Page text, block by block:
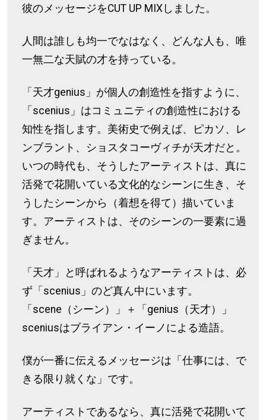
彼のメッセージをCUT UP MIXしました。
人間は誰しも均一でなはなく、どんな人も、唯
一無二な天賦の才を持っている。
「天才genius」が個人の創造性を指すように、
「scenius」はコミュニティの創造性における
知性を指します。美術史で例えば、ピカソ、レ
ンブラント、ショスタコーヴィチが天才だと。
いつの時代も、そうしたアーティストは、真に
活発で花開いている文化的なシーンに生き、そ
うしたシーンから（着想を得て）描いていま
す。アーティストは、そのシーンの一要素に過
ぎません。
「天才」と呼ばれるようなアーティストは、必
ず「scenius」のど真ん中にいます。
「scene（シーン）」＋「genius（天才）」
sceniusはブライアン・イーノによる造語。
僕が一番に伝えるメッセージは「仕事には、で
きる限り就くな」です。
アーティストであるなら、真に活発で花開いて